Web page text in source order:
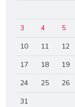
3
4 5
10
11 12
17
18 19
24
25 26
31